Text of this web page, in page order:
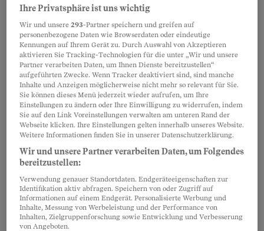
Beobachters, was rechtlich gilt.
Anne Sciavilla,Lucia Schmutz
Arbeitsvertrag
Erst lesen, dann
unterschreiben!
Es lohnt sich, den Arbeitsvertrag vor
dem Unterschreiben genau
ist und wo es Verhandlungsbedarf gibt.
Anne Sciavilla
Prekäre Arbeitsbedingungen
Ihre Privatsphäre ist uns wichtig
Wir und unsere293-Partner speichern und greifen auf
personenbezogene Daten wie Browserdaten oder eindeutige
Kennungen auf Ihrem Gerät zu. Durch Auswahl von Akzeptieren
aktivieren Sie Tracking-Technologien für die unter „Wir und unsere
Partner verarbeiten Daten, um Ihnen Dienste bereitzustellen“
aufgeführten Zwecke. Wenn Tracker deaktiviert sind, sind manche
Inhalte und Anzeigen möglicherweise nicht mehr so relevant für Sie.
Sie können dieses Menü jederzeit wieder aufrufen, um Ihre
Einstellungen zu ändern oder Ihre Einwilligung zu widerrufen, indem
Sie auf den Link Voreinstellungen verwalten am unteren Rand der
Webseite klicken. Ihre Einstellungen gelten innerhalb unseres Website.
Weitere Informationen finden Sie in unserer Datenschutzerklärung.
Wir und unsere Partner verarbeiten Daten, um Folgendes
bereitzustellen:
Verwendung genauer Standortdaten. Endgeräteeigenschaften zur
Identifikation aktiv abfragen. Speichern von oder Zugriff auf
Informationen auf einem Endgerät. Personalisierte Werbung und
Inhalte, Messung von Werbeleistung und der Performance von
Inhalten, Zielgruppenforschung sowie Entwicklung und Verbesserung
von Angeboten.